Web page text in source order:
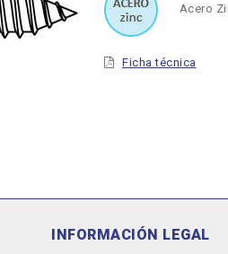
Acero
Ficha técnica
INFORMACIÓN LEGAL